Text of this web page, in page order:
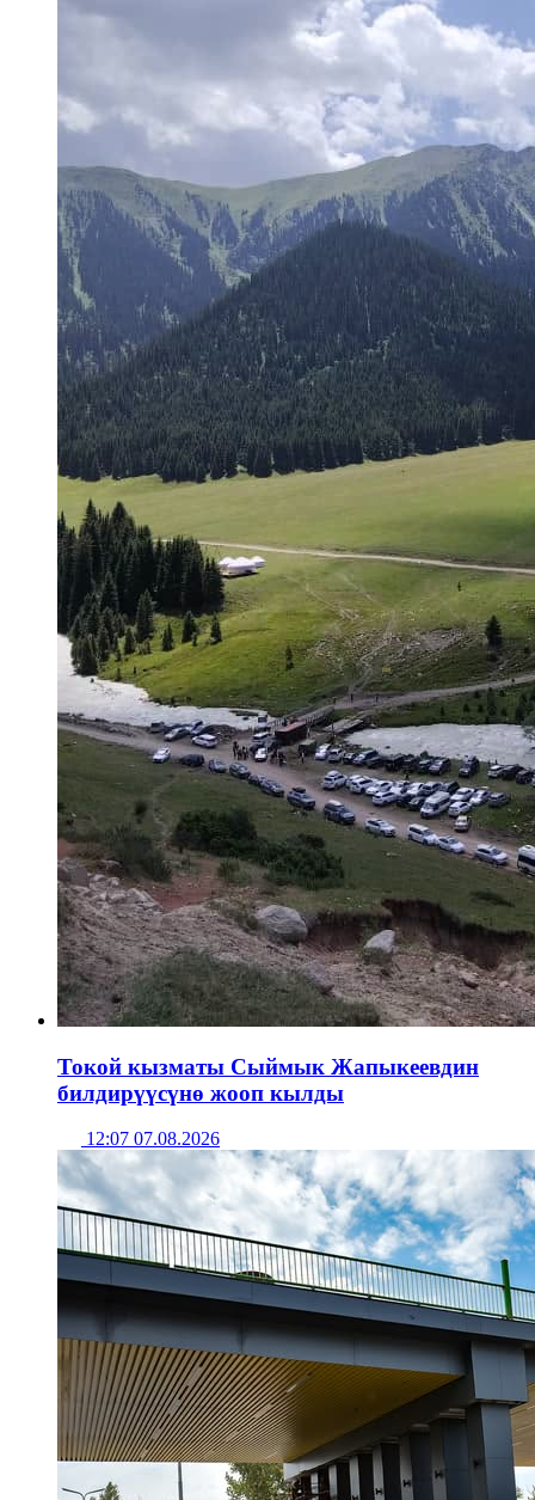
Токой кызматы Сыймык Жапыкеевдин
билдирүүсүнө жооп кылды
12:07 07.08.2026